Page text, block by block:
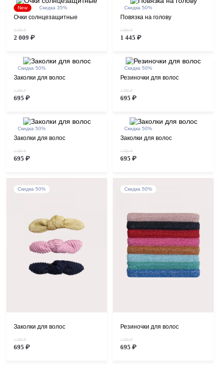
New Скидка 35%
Очки солнцезащитные
3 090 ₽
2 009 ₽
Скидка 50%
Повязка на голову
2 890 ₽
1 445 ₽
Скидка 50%
Заколки для волос
1 390 ₽
695 ₽
Скидка 50%
Резиночки для волос
1 390 ₽
695 ₽
Скидка 50%
Заколки для волос
1 390 ₽
695 ₽
Скидка 50%
Заколки для волос
1 390 ₽
695 ₽
Скидка 50%
Заколки для волос
1 390 ₽
695 ₽
Скидка 50%
Резиночки для волос
1 390 ₽
695 ₽